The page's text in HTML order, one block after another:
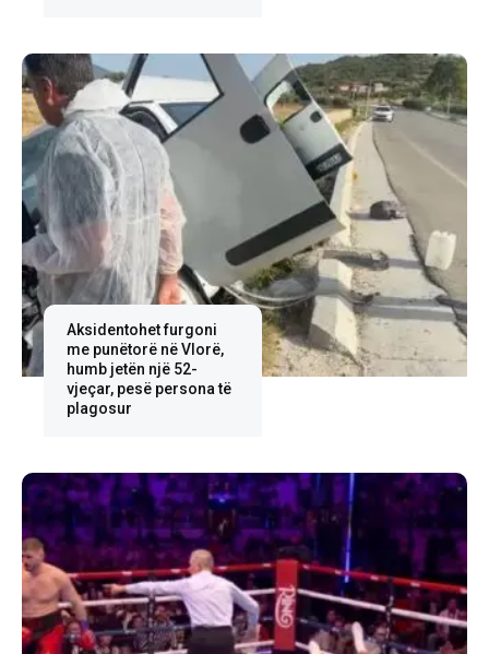
Aksidentohet furgoni
me punëtorë në Vlorë,
humb jetën një 52-
vjeçar, pesë persona të
plagosur